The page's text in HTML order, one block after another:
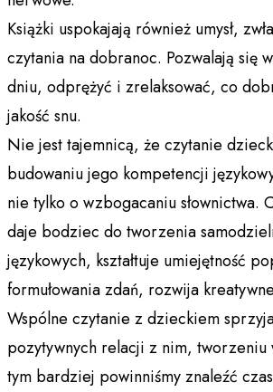
Książki uspokajają również umysł,
czytania na dobranoc. Pozwalają się
dniu, odprężyć i zrelaksować, co
jakość snu.
Nie jest tajemnicą, że czytanie
budowaniu jego kompetencji
nie tylko o wzbogacaniu słownictwa.
daje bodziec do tworzenia
językowych, kształtuje umiejętność
formułowania zdań, rozwija
Wspólne czytanie z dzieckiem
pozytywnych relacji z nim,
tym bardziej powinniśmy znaleźć